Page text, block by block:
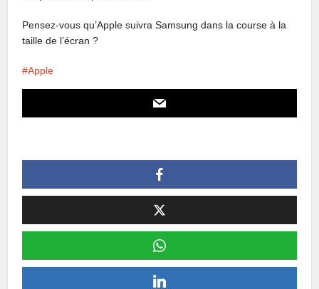
Pensez-vous qu’Apple suivra Samsung dans la course à la
taille de l’écran ?
Apple